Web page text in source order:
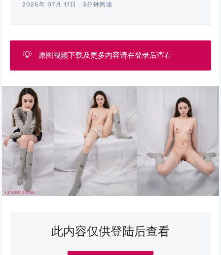
2025年 07月 17日 3分钟阅读
💡 原图视频下载及更多内容请在登录后查看
此内容仅供登陆后查看